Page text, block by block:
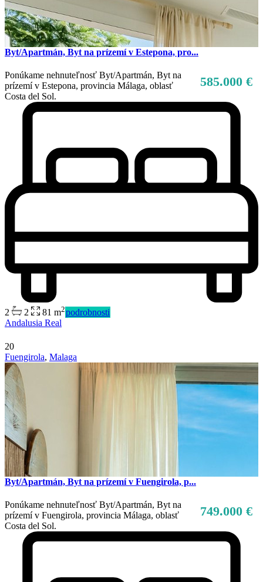
Byt/Apartmán, Byt na prízemí v Estepona, pro...
585.000 €
Ponúkame nehnuteľnosť Byt/Apartmán, Byt na
prízemí v Estepona, provincia Málaga, oblasť
Costa del Sol.
2 2 81 m2podrobnosti
Andalusia Real
20
Fuengirola, Malaga
Byt/Apartmán, Byt na prízemí v Fuengirola, p...
749.000 €
Ponúkame nehnuteľnosť Byt/Apartmán, Byt na
prízemí v Fuengirola, provincia Málaga, oblasť
Costa del Sol.